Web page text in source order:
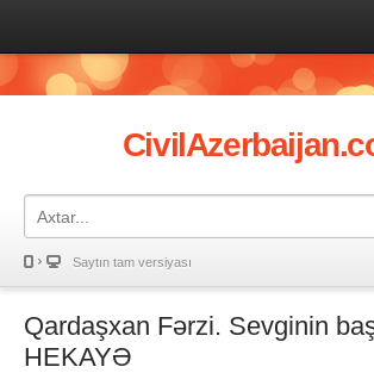
Saytın tam versiyası
Qardaşxan Fərzi. Sevginin
HEKAYƏ